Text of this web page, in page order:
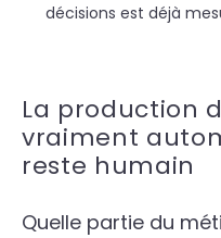
décisions est déjà
La production
vraiment
reste humain
Quelle partie du